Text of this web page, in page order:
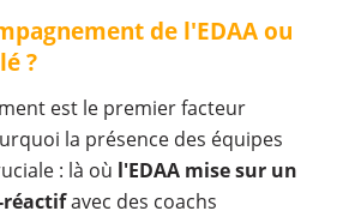
de l'EDAA ou
?
est le premier facteur
la présence des équipes
: là où l'EDAA mise sur un
avec des coachs